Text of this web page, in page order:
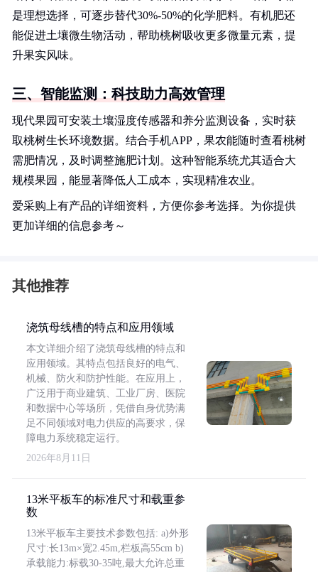
是理想选择，可逐步替代30%-50%的化学肥料。有机肥还
能促进土壤微生物活动，帮助桃树吸收更多微量元素，提
升果实风味。
三、智能监测：科技助力高效管理
现代果园可安装土壤湿度传感器和养分监测设备，实时获
取桃树生长环境数据。结合手机APP，果农能随时查看桃树
需肥情况，及时调整施肥计划。这种智能系统尤其适合大
规模果园，能显著降低人工成本，实现精准农业。
爱采购上有产品的详细资料，方便你参考选择。为你提供
更加详细的信息参考～
其他推荐
浇筑母线槽的特点和应用领域
本文详细介绍了浇筑母线槽的特点和
应用领域。其特点包括良好的电气、
机械、防火和防护性能。在应用上，
广泛用于商业建筑、工业厂房、医院
和数据中心等场所，凭借自身优势满
足不同领域对电力供应的高要求，保
障电力系统稳定运行。
2026年8月11日
13米平板车的标准尺寸和载重参
数
13米平板车主要技术参数包括: a)外形
尺寸:长13m×宽2.45m,栏板高55cm b)
承载能力:标载30-35吨,最大允许总重